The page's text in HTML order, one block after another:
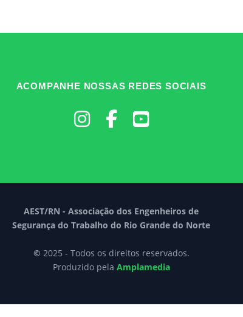
ACOMPANHE NOSSAS REDES SOCIAIS
AEST/RN - Associação dos Engenheiros de
Segurança do Trabalho do Rio Grande do Norte
© 2025 - Todos os direitos reservados.
Produzido pela Amplamedia